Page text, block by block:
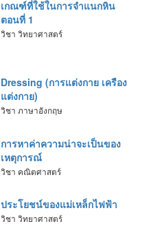
เกณฑ์ที่ใช้ในการจำแนกหิน
ตอนที่ 1
วิชา วิทยาศาสตร์
Dressing (การแต่งกาย เครือง
แต่งกาย)
วิชา ภาษาอังกฤษ
การหาค่าความน่าจะเป็นของ
เหตุการณ์
วิชา คณิตศาสตร์
ประโยชน์ของแม่เหล็กไฟฟ้า
วิชา วิทยาศาสตร์